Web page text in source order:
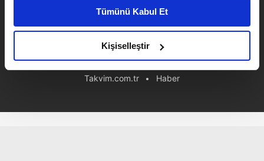
daha iyi reklam deneyimi yaşatabiliriz. Bunu yaparken
amacımızın size daha iyi bir reklam deneyimi sunmak
olduğunu ve sizlere en iyi içerikleri sunabilmek adına
elimizden gelen çabayı gösterdiğimizi ve bu noktada,
reklamların maliyetlerimizi karşılamak noktasında tek gelir
Her halükârda, kullanıcılar, bu çerezlere izin vermedikleri
Tümünü Kabul Et
Kişiselleştir
Hasan Demir
Takvim.com.tr Haber